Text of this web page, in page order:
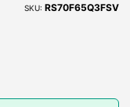
SKU: RS70F65Q3FSV